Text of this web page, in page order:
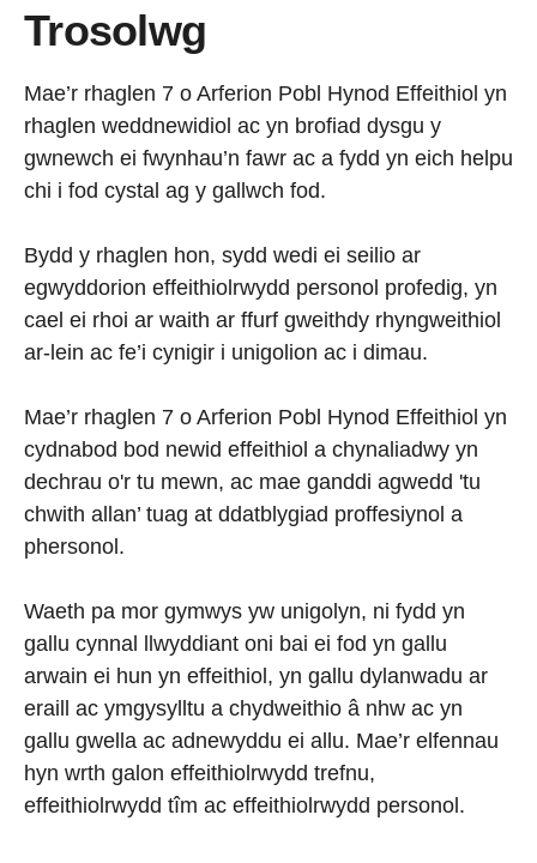
Trosolwg
Mae’r rhaglen 7 o Arferion Pobl Hynod Effeithiol yn
rhaglen weddnewidiol ac yn brofiad dysgu y
gwnewch ei fwynhau’n fawr ac a fydd yn eich helpu
chi i fod cystal ag y gallwch fod.
Bydd y rhaglen hon, sydd wedi ei seilio ar
egwyddorion effeithiolrwydd personol profedig, yn
cael ei rhoi ar waith ar ffurf gweithdy rhyngweithiol
ar-lein ac fe’i cynigir i unigolion ac i dimau.
Mae’r rhaglen 7 o Arferion Pobl Hynod Effeithiol yn
cydnabod bod newid effeithiol a chynaliadwy yn
dechrau o'r tu mewn, ac mae ganddi agwedd 'tu
chwith allan’ tuag at ddatblygiad proffesiynol a
phersonol.
Waeth pa mor gymwys yw unigolyn, ni fydd yn
gallu cynnal llwyddiant oni bai ei fod yn gallu
arwain ei hun yn effeithiol, yn gallu dylanwadu ar
eraill ac ymgysylltu a chydweithio â nhw ac yn
gallu gwella ac adnewyddu ei allu. Mae’r elfennau
hyn wrth galon effeithiolrwydd trefnu,
effeithiolrwydd tîm ac effeithiolrwydd personol.